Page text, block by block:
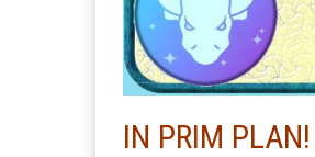
IN PRIM PLAN!